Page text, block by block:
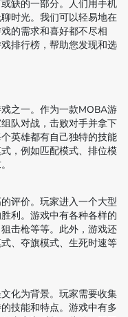
缺的一部分。人们用手机
时光。我们可以轻易地在
的需求和喜好都不尽相
排行榜，帮助您发现和选
之一。作为一款MOBA游
队对战，击败对手并拿下
英雄都有自己独特的技能
，例如匹配模式、排位模
评价。玩家进入一个大型
利。游戏中有各种各样的
击枪等等。此外，游戏还
、夺旗模式、生死时速等
化为背景。玩家需要收集
技能和特点。游戏中有多